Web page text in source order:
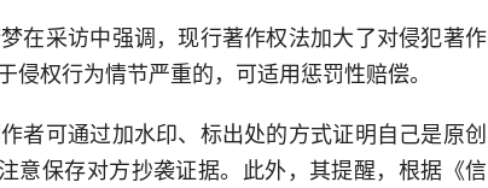
在采访中强调，现行著作权法加大了对侵犯著作
权行为情节严重的，可适用惩罚性赔偿。
者可通过加水印、标出处的方式证明自己是原创
意保存对方抄袭证据。此外，其提醒，根据《信